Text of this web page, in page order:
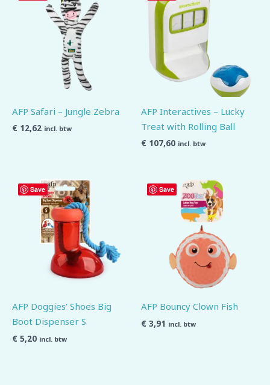
AFP Safari – Jungle Zebra
€ 12,62 incl. btw
AFP Interactives – Lucky
Treat with Rolling Ball
€ 107,60 incl. btw
Save
AFP Doggies’ Shoes Big
Boot Dispenser S
€ 5,20 incl. btw
Save
AFP Bouncy Clown Fish
€ 3,91 incl. btw